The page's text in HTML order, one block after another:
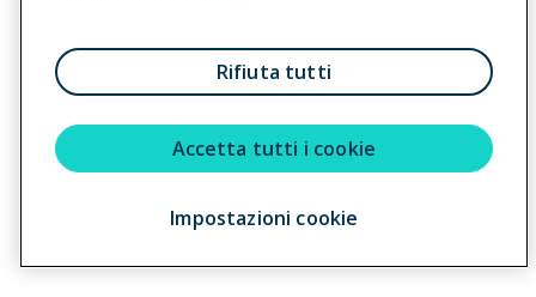
Privacy | Cookie |
Il Gruppo Generali
Reclami
| Note legali |
Accessibilità
Copyright © 2023 - Cattolica Assicurazioni è un marchio commerciale di
Generali Italia S.p.A. - Partita IVA del Gruppo Assicurazioni Generali S.p.A.
Rifiuta tutti
Accetta tutti i cookie
Impostazioni cookie